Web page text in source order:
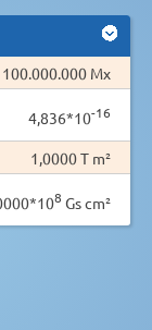
100.000.000 Mx
4,836*10-16
1,0000 T m²
8 Gs cm²